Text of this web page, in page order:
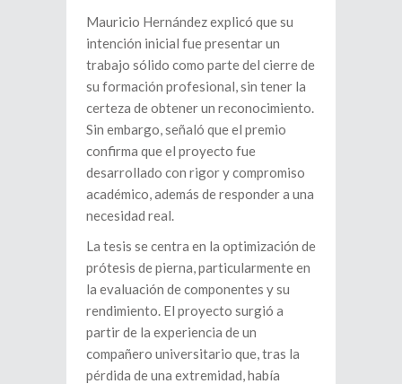
Mauricio Hernández explicó que su
intención inicial fue presentar un
trabajo sólido como parte del cierre de
su formación profesional, sin tener la
certeza de obtener un reconocimiento.
Sin embargo, señaló que el premio
confirma que el proyecto fue
desarrollado con rigor y compromiso
académico, además de responder a una
necesidad real.
La tesis se centra en la optimización de
prótesis de pierna, particularmente en
la evaluación de componentes y su
rendimiento. El proyecto surgió a
partir de la experiencia de un
compañero universitario que, tras la
pérdida de una extremidad, había